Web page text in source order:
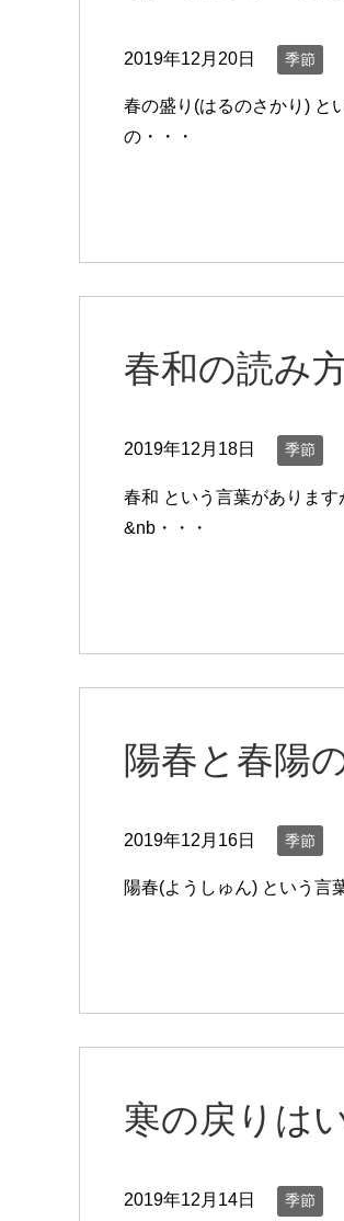
2019年12月20日 季節
春の盛り(はるのさかり) と
の・・・
春和の読み
2019年12月18日 季節
春和 という言葉がありま
&nb・・・
陽春と春陽
2019年12月16日 季節
陽春(ようしゅん) という
寒の戻りは
2019年12月14日 季節